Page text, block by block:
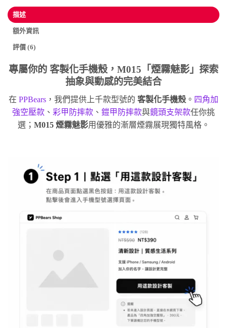
描述
額外資訊
評價 (6)
專屬你的 客製化手機殼，M015「煙霧魅影」探索
抽象與動感的完美結合
在 PPBears ，我們提供上千款型號的 客製化手機殼 。 四角加
強空壓款 、 彩甲防摔款 、 鎧甲防摔款與鏡頭支架款任你挑
選； M015 煙霧魅影用優雅的漸層煙霧展現獨特風格。